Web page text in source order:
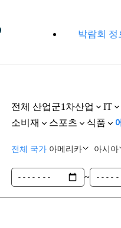
박람회 정
전체 산업군1차산업 IT
소비재
스포츠 식품
전체 국가 아메리카 아시아
~